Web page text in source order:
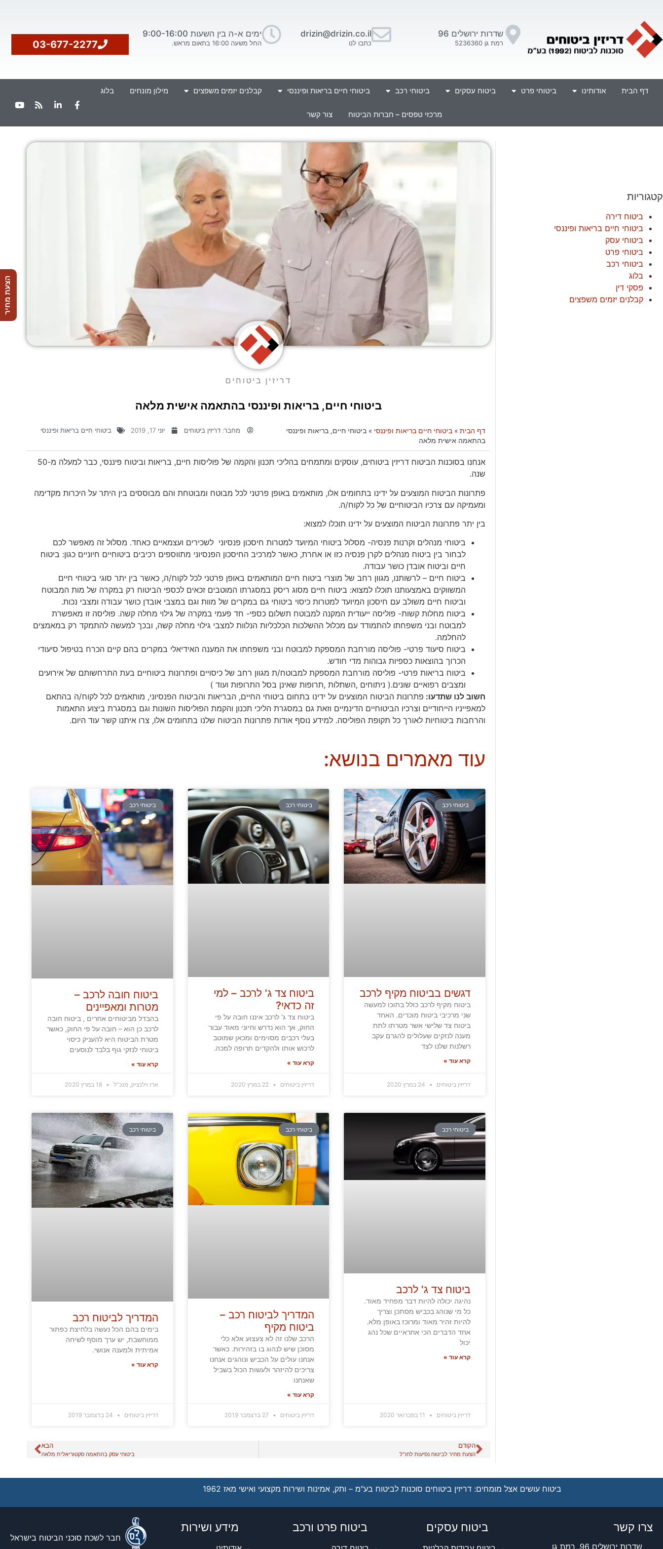
שדרות ירושלים 96
רמת גן 5236360
drizin@drizin.co.il
כתבו לנו
ימים א-ה בין השעות 9:00-16:00
החל משעה 16:00 בתאום מראש. 03-677-2277
דף הבית אודותינו ביטוחי פרט ביטוח עסקים ביטוחי רכב ביטוחי חיים בריאות ופיננסי קבלנים יזמים משפצים מילון מונחים בלוג
מרכזי טפסים – חברות הביטוח צור קשר
קטגוריות
ביטוח דירה
ביטוחי חיים בריאות ופיננסי
ביטוחי עסק
ביטוחי פרט
ביטוחי רכב
בלוג
פסקי דין
קבלנים יזמים משפצים
דריזין ביטוחים
ביטוחי חיים, בריאות ופיננסי בהתאמה אישית מלאה
דף הבית » ביטוחי חיים בריאות ופיננסי » ביטוחי חיים, בריאות ופיננסי
בהתאמה אישית מלאה
מחבר: דריזין ביטוחים יוני 17, 2019 ביטוחי חיים בריאות ופיננסי
אנחנו בסוכנות הביטוח דריזין ביטוחים, עוסקים ומתמחים בהליכי תכנון והקמה של פוליסות חיים, בריאות וביטוח פיננסי, כבר למעלה מ-50
שנה.
פתרונות הביטוח המוצעים על ידינו בתחומים אלו, מותאמים באופן פרטני לכל מבוטח ומבוטחת והם מבוססים בין היתר על היכרות מקדימה
ומעמיקה עם צרכיו הביטוחיים של כל לקוח/ה.
בין יתר פתרונות הביטוח המוצעים על ידינו תוכלו למצוא:
ביטוחי מנהלים וקרנות פנסיה- מסלול ביטוחי המיועד למטרות חיסכון פנסיוני לשכירים ועצמאיים כאחד. מסלול זה מאפשר לכם
לבחור בין ביטוח מנהלים לקרן פנסיה כזו או אחרת, כאשר למרכיב החיסכון הפנסיוני מתווספים רכיבים ביטוחיים חיוניים כגון: ביטוח
חיים וביטוח אובדן כושר עבודה.
ביטוח חיים – לרשותנו, מגוון רחב של מוצרי ביטוח חיים המותאמים באופן פרטני לכל לקוח/ה, כאשר בין יתר סוגי ביטוחי חיים
המשווקים באמצעותנו תוכלו למצוא: ביטוח חיים מסוג ריסק במסגרתו המוטבים זכאים לכספי הביטוח רק במקרה של מות המבוטח
וביטוח חיים משולב עם חיסכון המיועד למטרות כיסוי ביטוחי גם במקרים של מוות וגם במצבי אובדן כושר עבודה ומצבי נכות.
ביטוח מחלות קשות- פוליסה ייעודית המקנה למבוטח תשלום כספי- חד פעמי במקרה של גילוי מחלה קשה. פוליסה זו מאפשרת
למבוטח ובני משפחתו להתמודד עם מכלול ההשלכות הכלכליות הנלוות למצבי גילוי מחלה קשה, ובכך למעשה להתמקד רק במאמצים
להחלמה.
ביטוח סיעוד פרטי- פוליסה מורחבת המספקת למבוטח ובני משפחתו את המענה האידיאלי במקרים בהם קיים הכרח בטיפול סיעודי
הכרוך בהוצאות כספיות גבוהות מדי חודש.
ביטוח בריאות פרטי- פוליסה מורחבת המספקת למבוטח/ת מגוון רחב של כיסויים ופתרונות ביטוחיים בעת התרחשותם של אירועים
ומצבים רפואיים שונים.( ניתוחים ,השתלות ,תרופות שאינן בסל התרופות ועוד )
חשוב לנו שתדעו: פתרונות הביטוח המוצעים על ידינו בתחום ביטוחי החיים, הבריאות והביטוח הפנסיוני, מותאמים לכל לקוח/ה בהתאם
למאפייניו הייחודיים וצרכיו הביטוחיים הדינמיים וזאת גם במסגרת הליכי תכנון והקמת הפוליסות השונות וגם במסגרת ביצוע התאמות
והרחבות ביטוחיות לאורך כל תקופת הפוליסה. למידע נוסף אודות פתרונות הביטוח שלנו בתחומים אלו, צרו איתנו קשר עוד היום.
עוד מאמרים בנושא:
ביטוחי רכב
דגשים בביטוח מקיף לרכב
ביטוח מקיף לרכב כולל בתוכו למעשה
שני מרכיבי ביטוח מוכרים. האחד
ביטוח צד שלישי אשר מטרתו לתת
מענה לנזקים שעלולים להגרם עקב
רשלנות שלנו לצד
קרא עוד »
דריזין ביטוחים
ביטוחי רכב
ביטוח צד ג' לרכב – למי
זה כדאי?
ביטוח צד ג' לרכב איננו חובה על פי
החוק, אך הוא נדרש וחיוני מאוד עבור
בעלי רכבים מסוימים ומכאן שמוטב
לרכוש אותו ולהקדים תרופה למכה.
קרא עוד »
דריזין ביטוחים
ביטוחי רכב
ביטוח חובה לרכב –
מטרות ומאפיינים
בהבדל מביטוחים אחרים , ביטוח חובה
לרכב כן הוא – חובה על פי החוק, כאשר
מטרת הביטוח היא להעניק כיסוי
ביטוחי לנזקי גוף בלבד לנוסעים
קרא עוד »
ארז וילנציק, מנכ"ל 18 במרץ 2020
ביטוחי רכב
ביטוח צד ג' לרכב
נהיגה יכולה להיות דבר מפחיד מאוד.
כל מי שנוהג בכביש מסתכן וצריך
להיות זהיר מאוד ומרוכז באופן מלא.
אחד הדברים הכי אחראיים שכל נהג
יכול
קרא עוד »
דריזין ביטוחים
ביטוחי רכב
המדריך לביטוח רכב –
ביטוח מקיף
הרכב שלנו זה לא צעצוע אלא כלי
מסוכן שיש לנהוג בו בזהירות. כאשר
אנחנו עולים על הכביש ונוהגים אנחנו
צריכים להיזהר ולעשות הכול בשביל
שאנחנו
קרא עוד »
דריזין ביטוחים
ביטוחי רכב
המדריך לביטוח רכב
בימים בהם הכל נעשה בלחיצת כפתור
ממוחשבת, יש ערך מוסף לשיחה
אמיתית ולמענה אנושי.
קרא עוד »
דריזין ביטוחים
הקודם
הצעת מחיר לביטוח נסיעות לחו"ל
הבא
ביטוחי עסק בהתאמה סקטוריאלית מלאה
ביטוח עושים אצל מומחים: דריזין ביטוחים סוכנות לביטוח בע"מ – ותק, אמינות ושירות מקצועי ואישי מאז 1962
צרו קשר
שדרות ירושלים 96, רמת גן
ביטוח עסקים ביטוח פרט ורכב מידע ושירות
חבר לשכת סוכני הביטוח בישראל
הצעת מחיר